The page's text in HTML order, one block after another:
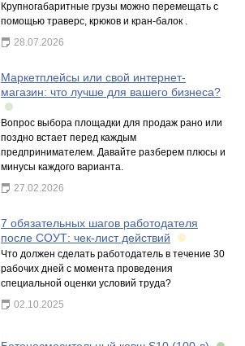
Крупногабаритные грузы можно перемещать с
помощью траверс, крюков и кран-балок .
28.07.2026
Маркетплейсы или свой интернет-
магазин: что лучше для вашего бизнеса?
Вопрос выбора площадки для продаж рано или
поздно встает перед каждым
предпринимателем. Давайте разберем плюсы и
минусы каждого варианта.
27.02.2026
7 обязательных шагов работодателя
после СОУТ: чек-лист действий
Что должен сделать работодатель в течение 30
рабочих дней с момента проведения
специальной оценки условий труда?
02.10.2025